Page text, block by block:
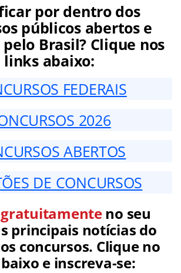
por dentro dos
públicos abertos e
Brasil? Clique nos
links abaixo:
FEDERAIS
2026
ABERTOS
DE CONCURSOS
gratuitamenteno seu
principais notícias do
concursos. Clique no
e inscreva-se: